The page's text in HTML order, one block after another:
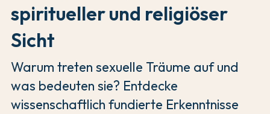
spiritueller und religiöser
Sicht
Warum treten sexuelle Träume auf und
was bedeuten sie? Entdecke
wissenschaftlich fundierte Erkenntnisse